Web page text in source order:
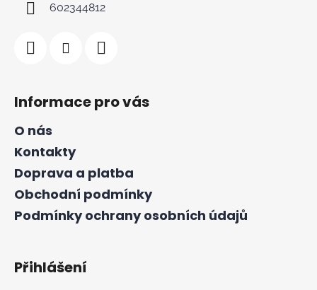
602344812
Informace pro vás
O nás
Kontakty
Doprava a platba
Obchodní podmínky
Podmínky ochrany osobních údajů
Přihlášení